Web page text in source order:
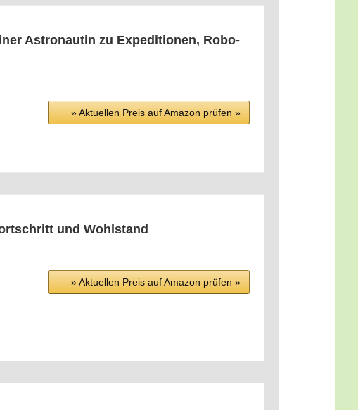
Astro­nau­tin zu Expe­di­tio­nen, Robo­
» Aktu­el­len Preis auf Ama­zon prü­fen »
und Wohlstand
» Aktu­el­len Preis auf Ama­zon prü­fen »